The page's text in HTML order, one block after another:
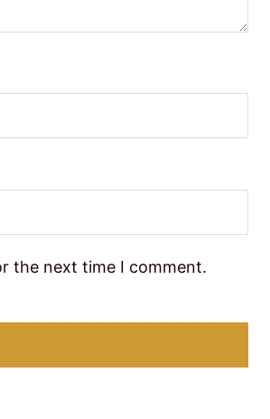
the next time I comment.